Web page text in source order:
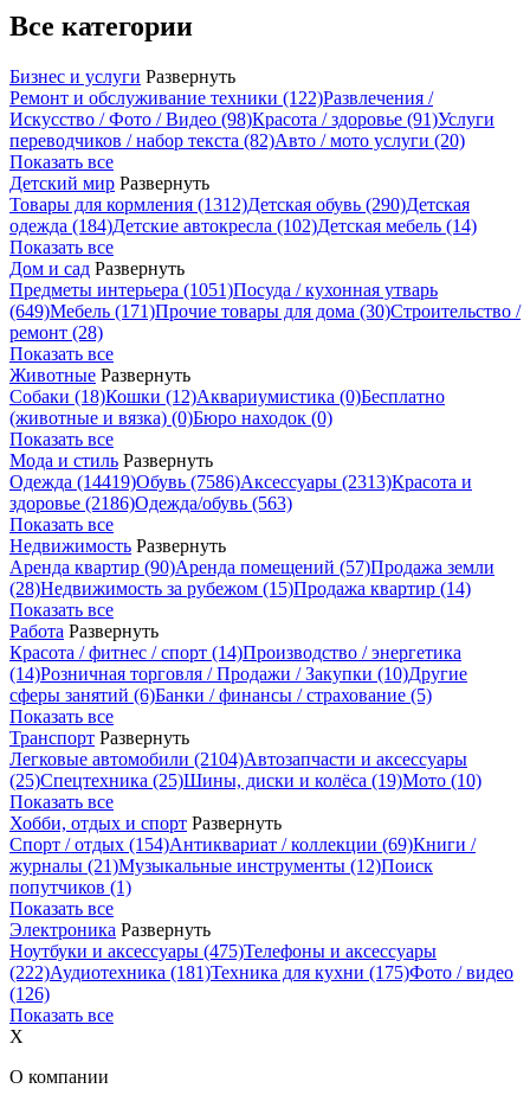
Все категории
Бизнес и услуги Развернуть
Ремонт и обслуживание техники (122)Развлечения /
Искусство / Фото / Видео (98)Красота / здоровье (91)Услуги
переводчиков / набор текста (82)Авто / мото услуги (20)
Показать все
Детский мир Развернуть
Товары для кормления (1312)Детская обувь (290)Детская
одежда (184)Детские автокресла (102)Детская мебель (14)
Показать все
Дом и сад Развернуть
Предметы интерьера (1051)Посуда / кухонная утварь
(649)Мебель (171)Прочие товары для дома (30)Строительство /
ремонт (28)
Показать все
Животные Развернуть
Собаки (18)Кошки (12)Аквариумистика (0)Бесплатно
(животные и вязка) (0)Бюро находок (0)
Показать все
Мода и стиль Развернуть
Одежда (14419)Обувь (7586)Аксессуары (2313)Красота и
здоровье (2186)Одежда/обувь (563)
Показать все
Недвижимость Развернуть
Аренда квартир (90)Аренда помещений (57)Продажа земли
(28)Недвижимость за рубежом (15)Продажа квартир (14)
Показать все
Работа Развернуть
Красота / фитнес / спорт (14)Производство / энергетика
(14)Розничная торговля / Продажи / Закупки (10)Другие
сферы занятий (6)Банки / финансы / страхование (5)
Показать все
Транспорт Развернуть
Легковые автомобили (2104)Автозапчасти и аксессуары
(25)Спецтехника (25)Шины, диски и колёса (19)Мото (10)
Показать все
Хобби, отдых и спорт Развернуть
Спорт / отдых (154)Антиквариат / коллекции (69)Книги /
журналы (21)Музыкальные инструменты (12)Поиск
попутчиков (1)
Показать все
Электроника Развернуть
Ноутбуки и аксессуары (475)Телефоны и аксессуары
(222)Аудиотехника (181)Техника для кухни (175)Фото / видео
(126)
Показать все
X
О компании